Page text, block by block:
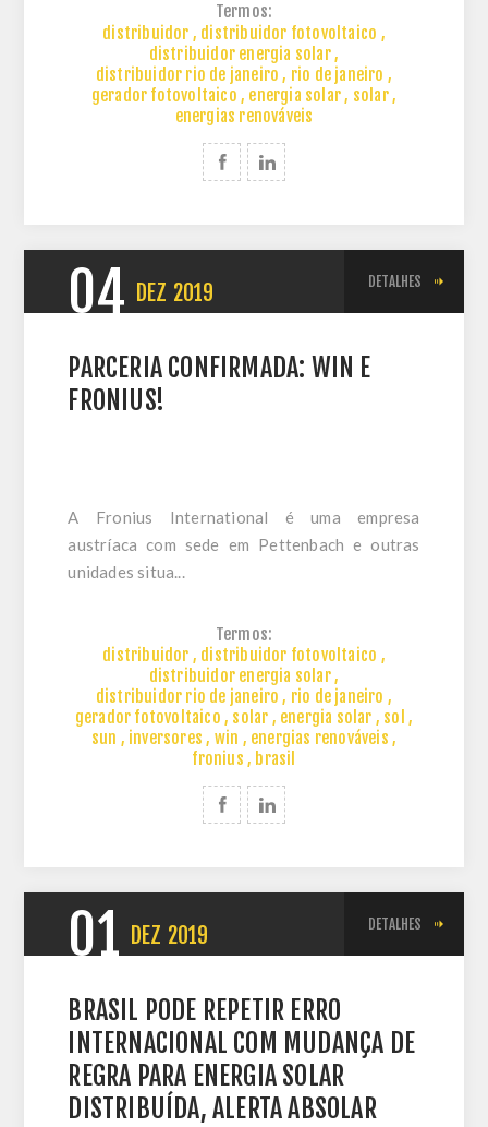
Termos:
distribuidor , distribuidor fotovoltaico ,
distribuidor energia solar,
distribuidor rio de janeiro , rio de janeiro ,
gerador fotovoltaico , energia solar, solar,
energias renováveis
04 DEZ 2019 DETALHES
PARCERIA CONFIRMADA: WIN E
FRONIUS!
A Fronius International é uma empresa
austríaca com sede em Pettenbach e outras
unidades situa...
Termos:
distribuidor , distribuidor fotovoltaico ,
distribuidor energia solar,
distribuidor rio de janeiro , rio de janeiro ,
gerador fotovoltaico , solar , energia solar , sol ,
sun , inversores , win , energias renováveis ,
fronius , brasil
01 DEZ 2019 DETALHES
BRASIL PODE REPETIR ERRO
INTERNACIONAL COM MUDANÇA DE
REGRA PARA ENERGIA SOLAR
DISTRIBUÍDA, ALERTA ABSOLAR